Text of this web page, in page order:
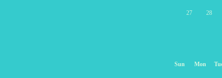
27 28
Sun Mon